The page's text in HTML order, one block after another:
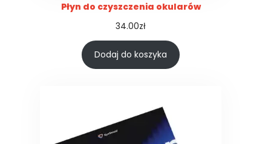
Płyn do czyszczenia okularów
34.00zł
Dodaj do koszyka